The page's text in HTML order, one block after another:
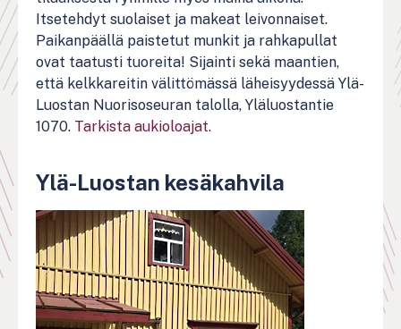
Itsetehdyt suolaiset ja makeat leivonnaiset.
Paikanpäällä paistetut munkit ja rahkapullat
ovat taatusti tuoreita! Sijainti sekä maantien,
että kelkkareitin välittömässä läheisyydessä Ylä-
Luostan Nuorisoseuran talolla, Yläluostantie
1070. Tarkista aukioloajat.
Ylä-Luostan kesäkahvila